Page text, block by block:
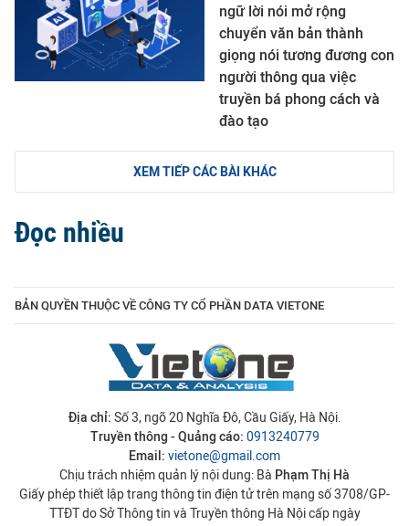
ngữ lời nói mở rộng
chuyển văn bản thành
giọng nói tương đương con
người thông qua việc
truyền bá phong cách và
đào tạo
XEM TIẾP CÁC BÀI KHÁC
Đọc nhiều
BẢN QUYỀN THUỘC VỀ CÔNG TY CỔ PHẦN DATA VIETONE
Địa chỉ: Số 3, ngõ 20 Nghĩa Đô, Cầu Giấy, Hà Nội.
Truyền thông - Quảng cáo: 0913240779
Email: vietone@gmail.com
Chịu trách nhiệm quản lý nội dung: Bà Phạm Thị Hà
Giấy phép thiết lập trang thông tin điện tử trên mạng số 3708/GP-
TTĐT do Sở Thông tin và Truyền thông Hà Nội cấp ngày